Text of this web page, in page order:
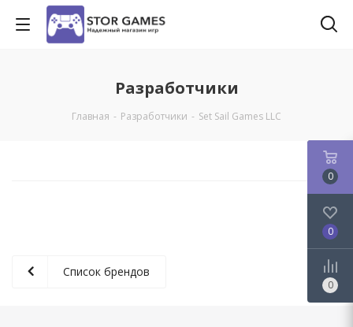
Разработчики
Главная - Разработчики - Set Sail Games LLC
Список брендов
0
0
0